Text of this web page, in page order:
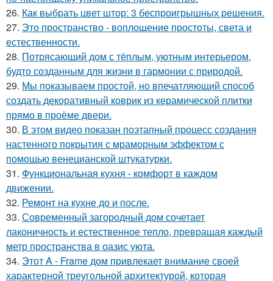
26. Как выбрать цвет штор: 3 беспроигрышных решения.
27. Это пространство - воплощение простоты, света и
естественности.
28. Потрясающий дом с тёплым, уютным интерьером,
будто созданным для жизни в гармонии с природой.
29. Мы показываем простой, но впечатляющий способ
создать декоративный коврик из керамической плитки
прямо в проёме двери.
30. В этом видео показан поэтапный процесс создания
настенного покрытия с мраморным эффектом с
помощью венецианской штукатурки.
31. Функциональная кухня - комфорт в каждом
движении.
32. Ремонт на кухне до и после.
33. Современный загородный дом сочетает
лаконичность и естественное тепло, превращая каждый
метр пространства в оазис уюта.
34. Этот A - Frame дом привлекает внимание своей
характерной треугольной архитектурой, которая